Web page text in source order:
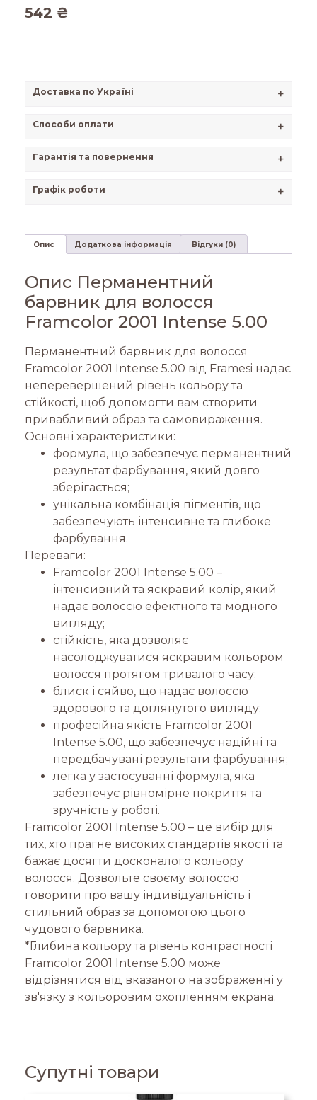
542 ₴
Доставка по Україні +
Способи оплати +
Гарантія та повернення +
Графік роботи +
Опис Додаткова інформація Відгуки (0)
Опис Перманентний
барвник для волосся
Framcolor 2001 Intense 5.00
Перманентний барвник для волосся
Framcolor 2001 Intense 5.00 від Framesi надає
неперевершений рівень кольору та
стійкості, щоб допомогти вам створити
привабливий образ та самовираження.
Основні характеристики:
формула, що забезпечує перманентний
результат фарбування, який довго
зберігається;
унікальна комбінація пігментів, що
забезпечують інтенсивне та глибоке
фарбування.
Переваги:
Framcolor 2001 Intense 5.00 –
інтенсивний та яскравий колір, який
надає волоссю ефектного та модного
вигляду;
стійкість, яка дозволяє
насолоджуватися яскравим кольором
волосся протягом тривалого часу;
блиск і сяйво, що надає волоссю
здорового та доглянутого вигляду;
професійна якість Framcolor 2001
Intense 5.00, що забезпечує надійні та
передбачувані результати фарбування;
легка у застосуванні формула, яка
забезпечує рівномірне покриття та
зручність у роботі.
Framcolor 2001 Intense 5.00 – це вибір для
тих, хто прагне високих стандартів якості та
бажає досягти досконалого кольору
волосся. Дозвольте своєму волоссю
говорити про вашу індивідуальність і
стильний образ за допомогою цього
чудового барвника.
*Глибина кольору та рівень контрастності
Framcolor 2001 Intense 5.00 може
відрізнятися від вказаного на зображенні у
зв'язку з кольоровим охопленням екрана.
Супутні товари